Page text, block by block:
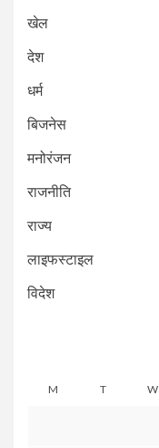
खेल
देश
धर्म
बिजनेस
मनोरंजन
राजनीति
राज्य
लाइफस्टाइल
विदेश
M T W